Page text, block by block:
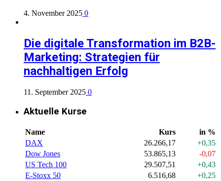
4. November 2025 0
Die digitale Transformation im B2B-
Marketing: Strategien für
nachhaltigen Erfolg
11. September 2025 0
Aktuelle Kurse
Name Kurs
in %
DAX
26.266,17
+0,35
Dow Jones
53.865,13
-0,07
US Tech 100
29.507,51
+0,43
E-Stoxx 50
6.516,68
+0,25